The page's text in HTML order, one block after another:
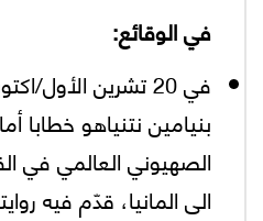
في الوقائع:
بنيامين نتنياهو خطابا
الصهيوني العالمي في
الى المانيا، قدّم فيه